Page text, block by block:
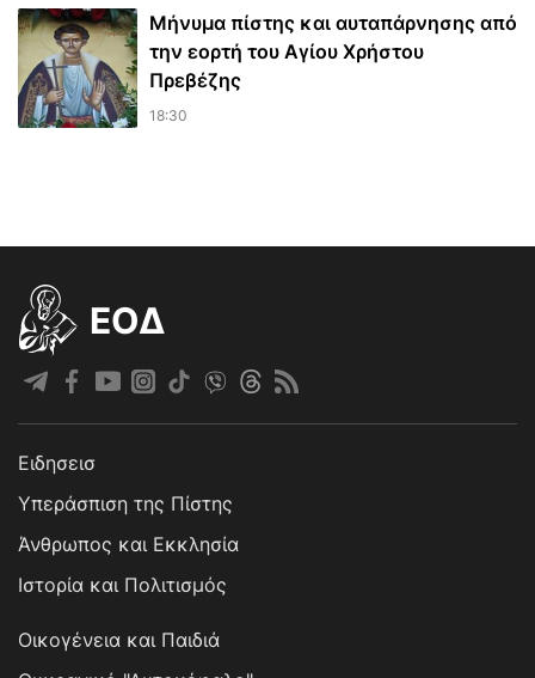
Μήνυμα πίστης και αυταπάρνησης από
την εορτή του Αγίου Χρήστου
Πρεβέζης
18:30
EOΔ
Ειδησεισ
Υπεράσπιση της Πίστης
Άνθρωπος και Εκκλησία
Ιστορία και Πολιτισμός
Οικογένεια και Παιδιά